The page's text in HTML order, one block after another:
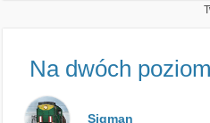
Na dwóch
Sigman